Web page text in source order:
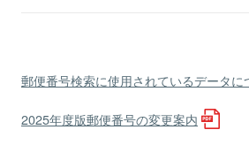
郵便番号検索に使用されているデータに
2025年度版郵便番号の変更案内